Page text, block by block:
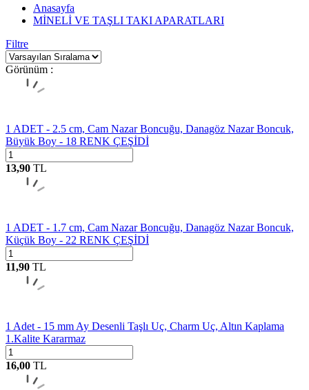
Anasayfa
MİNELİ VE TAŞLI TAKI APARATLARI
Filtre
Görünüm :
1 ADET - 2.5 cm, Cam Nazar Boncuğu, Danagöz Nazar Boncuk,
Büyük Boy - 18 RENK ÇEŞİDİ
13,90 TL
1 ADET - 1.7 cm, Cam Nazar Boncuğu, Danagöz Nazar Boncuk,
Küçük Boy - 22 RENK ÇEŞİDİ
11,90 TL
1 Adet - 15 mm Ay Desenli Taşlı Uç, Charm Uç, Altın Kaplama
1.Kalite Kararmaz
16,00 TL